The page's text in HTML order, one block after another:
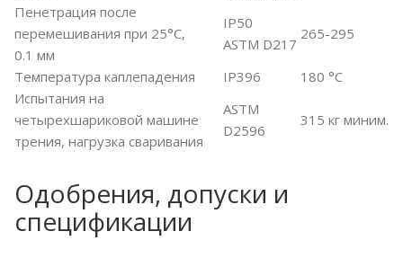
Пенетрация после
перемешивания при 25°C,
0.1 мм
IP50
ASTM D217
265-295
Температура каплепадения IP396
180 °C
Испытания на
четырехшариковой машине
трения, нагрузка сваривания
ASTM
D2596
315 кг миним.
Одобрения, допуски и
спецификации